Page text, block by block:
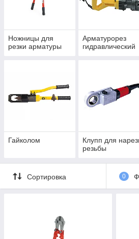
Ножницы для
резки арматуры
Арматурорез
гидравлический
Гайколом
Клупп для
резьбы
Сортировка 0